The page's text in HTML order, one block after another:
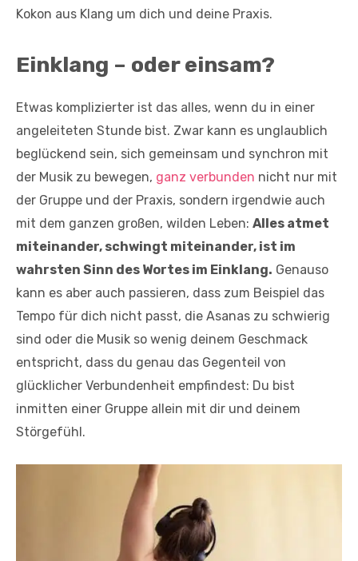
Kokon aus Klang um dich und deine Praxis.
Einklang – oder einsam?
Etwas komplizierter ist das alles, wenn du in einer
angeleiteten Stunde bist. Zwar kann es unglaublich
beglückend sein, sich gemeinsam und synchron mit
der Musik zu bewegen, ganz verbunden nicht nur mit
der Gruppe und der Praxis, sondern irgendwie auch
mit dem ganzen großen, wilden Leben: Alles atmet
miteinander, schwingt miteinander, ist im
wahrsten Sinn des Wortes im Einklang. Genauso
kann es aber auch passieren, dass zum Beispiel das
Tempo für dich nicht passt, die Asanas zu schwierig
sind oder die Musik so wenig deinem Geschmack
entspricht, dass du genau das Gegenteil von
glücklicher Verbundenheit empfindest: Du bist
inmitten einer Gruppe allein mit dir und deinem
Störgefühl.